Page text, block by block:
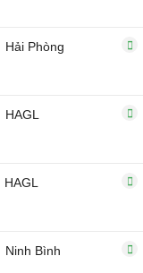
Hải Phòng
HAGL
HAGL
Ninh Bình